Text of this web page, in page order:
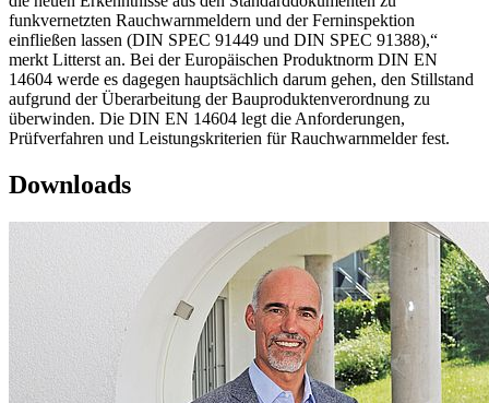
funkvernetzten Rauchwarnmeldern und der Ferninspektion
einfließen lassen (DIN SPEC 91449 und DIN SPEC 91388),“
merkt Litterst an. Bei der Europäischen Produktnorm DIN EN
14604 werde es dagegen hauptsächlich darum gehen, den Stillstand
aufgrund der Überarbeitung der Bauproduktenverordnung zu
überwinden. Die DIN EN 14604 legt die Anforderungen,
Prüfverfahren und Leistungskriterien für Rauchwarnmelder fest.
Downloads